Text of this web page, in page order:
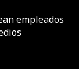
empleados